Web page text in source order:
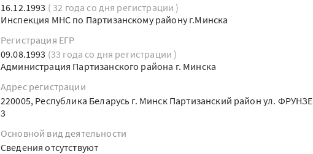
16.12.1993 ( 32 года со дня регистрации )
Инспекция МНС по Партизанскому району г.Минска
Регистрация ЕГР
09.08.1993 (33 года со дня регистрации )
Администрация Партизанского района г. Минска
Адрес регистрации
220005, Республика Беларусь г. Минск Партизанский район ул. ФРУНЗЕ
3
Основной вид деятельности
Cведения отсутствуют